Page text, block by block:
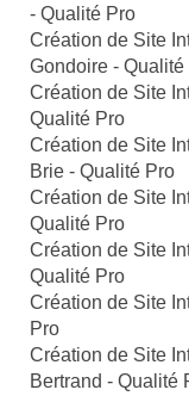
- Qualité Pro
Création de Site
Gondoire - Qualité
Création de Site
Qualité Pro
Création de Site
Brie - Qualité Pro
Création de Site
Qualité Pro
Création de Site
Qualité Pro
Création de Site
Pro
Création de Site
Bertrand - Qualité